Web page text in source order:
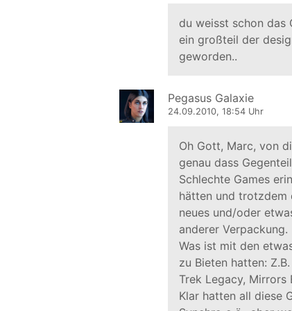
du weisst schon das
ein großteil der
geworden..
Pegasus Galaxie
24.09.2010, 18:54 Uhr
Oh Gott, Marc, von
genau dass
Schlechte Games
hätten und trotzdem
neues und/oder
anderer Verpackung.
Was ist mit den
zu Bieten hatten:
Trek Legacy, Mirrors
Klar hatten all diese